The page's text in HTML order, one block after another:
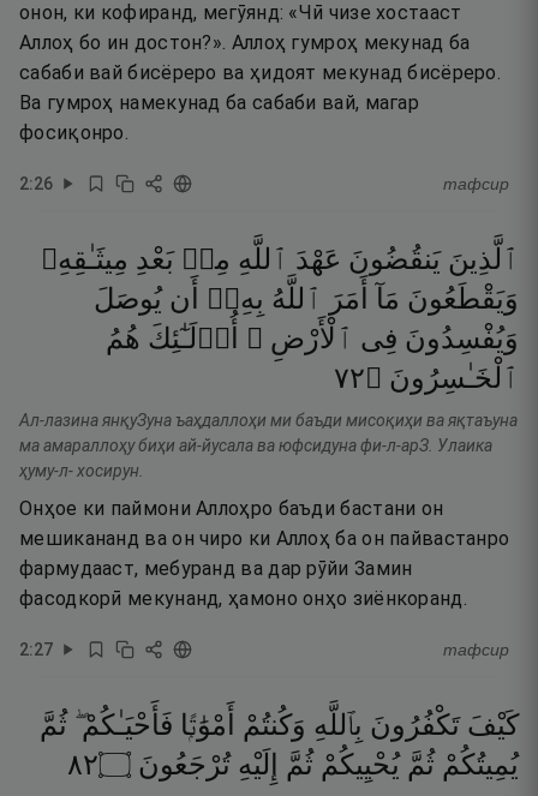
онон, ки кофиранд, мегӯянд: «Чӣ чизе хостааст
Аллоҳ бо ин достон?». Аллоҳ гумроҳ мекунад ба
сабаби вай бисёреро ва ҳидоят мекунад бисёреро.
Ва гумроҳ намекунад ба сабаби вай, магар
фосиқонро.
2:26 тафсир
ٱلَّذِينَ يَنقُضُونَ عَهْدَ ٱللَّهِ مِنۢ بَعْدِ مِيثَـٰقِهِۦ
وَيَقْطَعُونَ مَآ أَمَرَ ٱللَّهُ بِهِۦٓ أَن يُوصَلَ
وَيُفْسِدُونَ فِى ٱلْأَرْضِ ۚ أُو۟لَـٰٓئِكَ هُمُ
ٱلْخَـٰسِرُونَ ۝٢٧
Ал-лазина янқуЗуна ъаҳдаллоҳи ми баъди мисоқиҳи ва яқтаъуна
ма амараллоҳу биҳи ай-йусала ва юфсидуна фи-л-арЗ. Улаика
ҳуму-л- хосирун.
Онҳое ки паймони Аллоҳро баъди бастани он
мешикананд ва он чиро ки Аллоҳ ба он пайвастанро
фармудааст, мебуранд ва дар рӯйи Замин
фасодкорӣ мекунанд, ҳамоно онҳо зиёнкоранд.
2:27 тафсир
كَيْفَ تَكْفُرُونَ بِٱللَّهِ وَكُنتُمْ أَمْوَٰتًۭا فَأَحْيَـٰكُمْ ۖ ثُمَّ
يُمِيتُكُمْ ثُمَّ يُحْيِيكُمْ ثُمَّ إِلَيْهِ تُرْجَعُونَ ۝٢٨